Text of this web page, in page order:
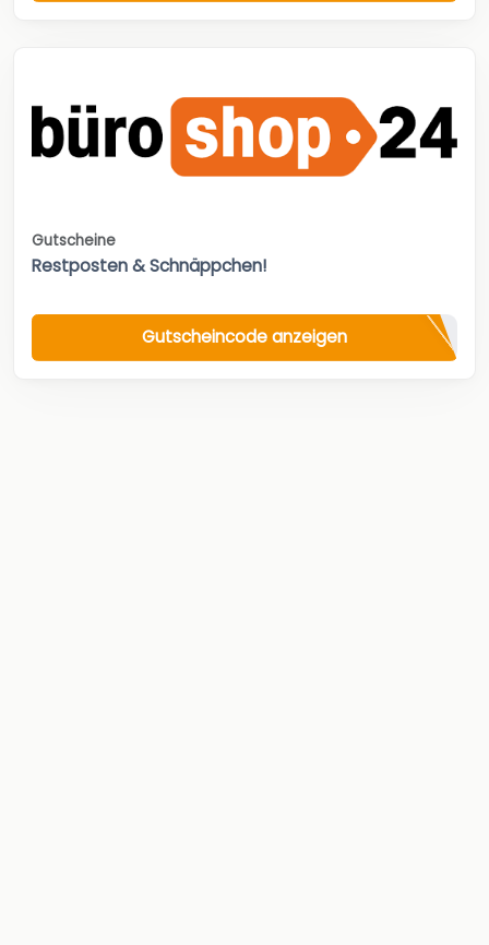
Gutscheine
Restposten & Schnäppchen!
Gutscheincode anzeigen